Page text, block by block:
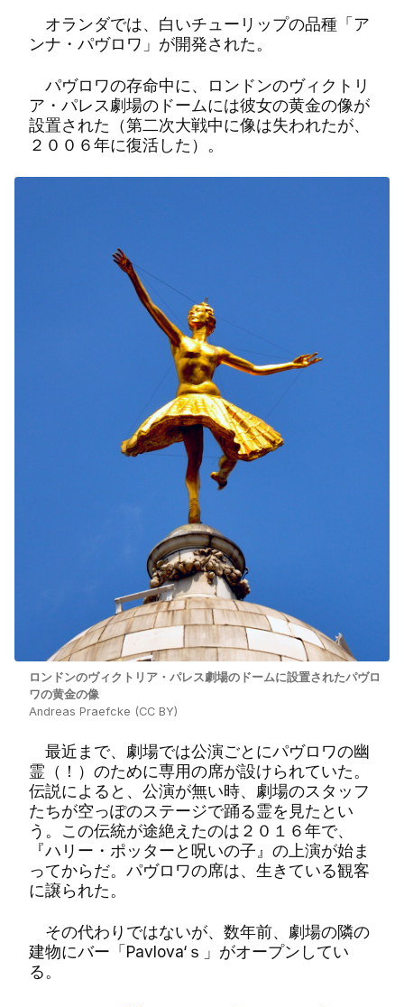
オランダでは、白いチューリップの品種「ア
ンナ・パヴロワ」が開発された。
パヴロワの存命中に、ロンドンのヴィクトリ
ア・パレス劇場のドームには彼女の黄金の像が
設置された（第二次大戦中に像は失われたが、
２００６年に復活した）。
ロンドンのヴィクトリア・パレス劇場のドームに設置されたパヴロ
ワの黄金の像
Andreas Praefcke (CC BY)
最近まで、劇場では公演ごとにパヴロワの幽
霊（！）のために専用の席が設けられていた。
伝説によると、公演が無い時、劇場のスタッフ
たちが空っぽのステージで踊る霊を見たとい
う。この伝統が途絶えたのは２０１６年で、
『ハリー・ポッターと呪いの子』の上演が始ま
ってからだ。パヴロワの席は、生きている観客
に譲られた。
その代わりではないが、数年前、劇場の隣の
建物にバー「Pavlova‘ｓ」がオープンしてい
る。